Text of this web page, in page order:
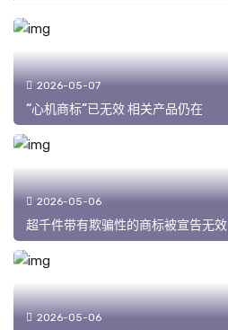
2026-05-07
“心机商标”已无效 相关产品仍在
2026-05-06
超千件带有欺骗性的商标被宣告无效
2026-05-06